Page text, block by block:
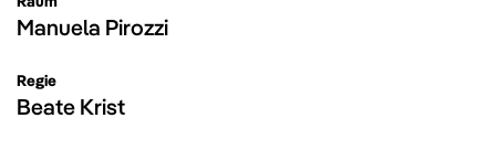
Manuela Pirozzi
Regie
Beate Krist